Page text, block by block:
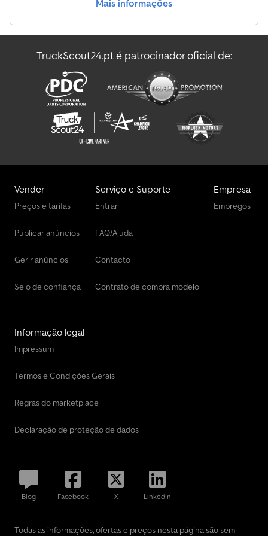
Mais informações
TruckScout24.pt é patrocinador oficial de:
Vender
Preços e tarifas
Publicar anúncios
Gerir anúncios
Selo de confiança
Serviço e Suporte
Entrar
FAQ/Ajuda
Contacto
Contrato de compra modelo
Empresa
Empregos
Informação legal
Impressum
Termos e Condições Gerais
Regras do marketplace
Declaração de proteção de dados
Blog Facebook X LinkedIn
Todas as informações, ofertas e preços nesta página são sem